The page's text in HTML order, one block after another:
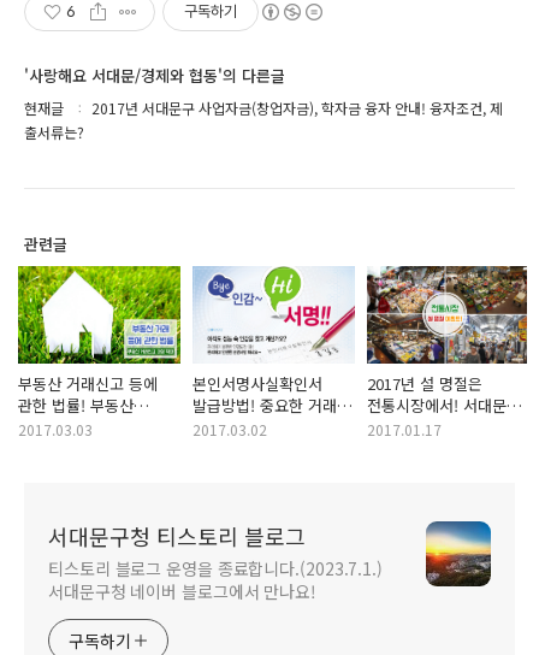
6 구독하기
'사랑해요 서대문/경제와 협동'의 다른글
현재글
2017년 서대문구 사업자금(창업자금), 학자금 융자 안내! 융자조건, 제
출서류는?
관련글
부동산 거래신고 등에
관한 법률! 부동산
다운계약서, 허위신고
2017.03.03
본인서명사실확인서
발급방법! 중요한 거래
시 인감증명서 대신
2017.03.02
2017년 설 명절은
전통시장에서! 서대문구
전통시장 설 명절
2017.01.17
서대문구청 티스토리 블로그
티스토리 블로그 운영을 종료합니다.(2023.7.1.)
서대문구청 네이버 블로그에서 만나요!
구독하기